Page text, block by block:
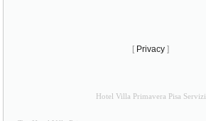
[ Privacy ]
Hotel Villa Primavera Pisa Servizi